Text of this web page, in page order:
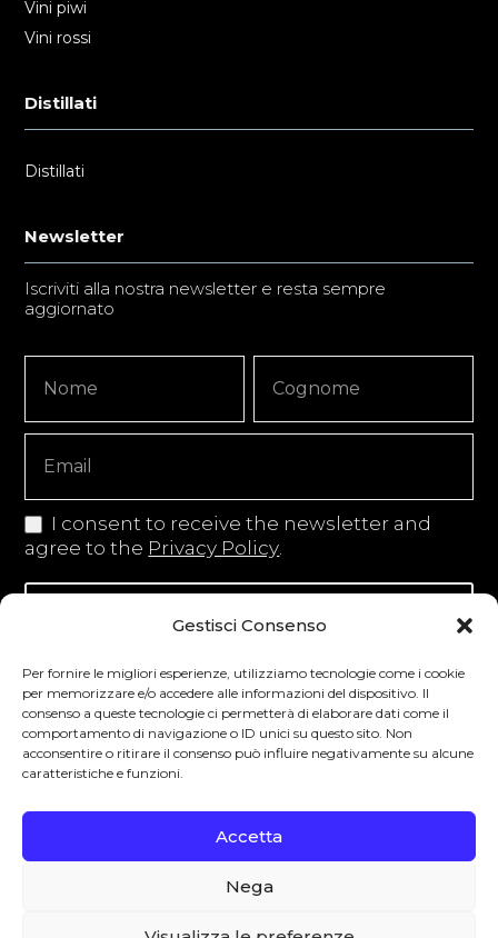
Gestisci Consenso
Per fornire le migliori esperienze, utilizziamo tecnologie come i cookie
per memorizzare e/o accedere alle informazioni del dispositivo. Il
consenso a queste tecnologie ci permetterà di elaborare dati come il
comportamento di navigazione o ID unici su questo sito. Non
acconsentire o ritirare il consenso può influire negativamente su alcune
caratteristiche e funzioni.
Accetta
Nega
Vini piwi
Vini rossi
Distillati
Distillati
Newsletter
Iscriviti alla nostra newsletter e resta sempre
aggiornato
Signup
Copy
I consent to receive the newsletter and
agree to the Privacy Policy
Iscriviti alla newsletter
Degustibus invita al consumo responsabile.
La vendita di bevande alcoliche è vietata ai
Paese di residenza. L’abuso di alcol è
pericoloso per la salute.